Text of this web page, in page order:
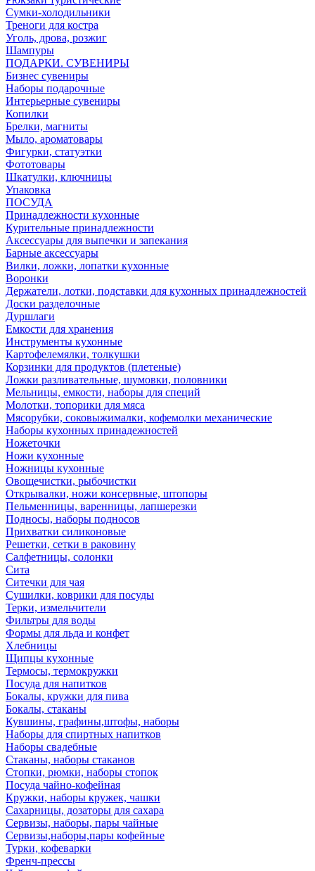
Сумки-холодильники
Треноги для костра
Уголь, дрова, розжиг
Шампуры
ПОДАРКИ. СУВЕНИРЫ
Бизнес сувениры
Наборы подарочные
Интерьерные сувениры
Копилки
Брелки, магниты
Мыло, ароматовары
Фигурки, статуэтки
Фототовары
Шкатулки, ключницы
Упаковка
ПОСУДА
Принадлежности кухонные
Курительные принадлежности
Аксессуары для выпечки и запекания
Барные аксессуары
Вилки, ложки, лопатки кухонные
Воронки
Держатели, лотки, подставки для кухонных принадлежностей
Доски разделочные
Дуршлаги
Емкости для хранения
Инструменты кухонные
Картофелемялки, толкушки
Корзинки для продуктов (плетеные)
Ложки разливательные, шумовки, половники
Мельницы, емкости, наборы для специй
Молотки, топорики для мяса
Мясорубки, соковыжималки, кофемолки механические
Наборы кухонных принадежностей
Ножеточки
Ножи кухонные
Ножницы кухонные
Овощечистки, рыбочистки
Открывалки, ножи консервные, штопоры
Пельменницы, варенницы, лапшерезки
Подносы, наборы подносов
Прихватки силиконовые
Решетки, сетки в раковину
Салфетницы, солонки
Сита
Ситечки для чая
Сушилки, коврики для посуды
Терки, измельчители
Фильтры для воды
Формы для льда и конфет
Хлебницы
Щипцы кухонные
Термосы, термокружки
Посуда для напитков
Бокалы, кружки для пива
Бокалы, стаканы
Кувшины, графины,штофы, наборы
Наборы для спиртных напитков
Наборы свадебные
Стаканы, наборы стаканов
Стопки, рюмки, наборы стопок
Посуда чайно-кофейная
Кружки, наборы кружек, чашки
Сахарницы, дозаторы для сахара
Сервизы, наборы, пары чайные
Сервизы,наборы,пары кофейные
Турки, кофеварки
Френч-прессы